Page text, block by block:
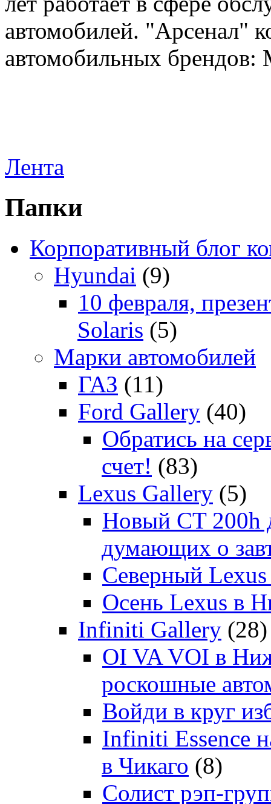
автомобилей. "Арсенал"
автомобильных
Лента
Папки
Корпоративный блог
Hyundai (9)
10 февраля,
Solaris (5)
Марки автомобилей
ГАЗ (11)
Ford Gallery (40)
Обратись на
счет! (83)
Lexus Gallery (5)
Новый CT 200h
думающих о
Северный Lexus
Осень Lexus в
Infiniti Gallery (28)
OI VA VOI в
роскошные
Войди в круг
Infiniti Essence
в Чикаго (8)
Солист рэп-